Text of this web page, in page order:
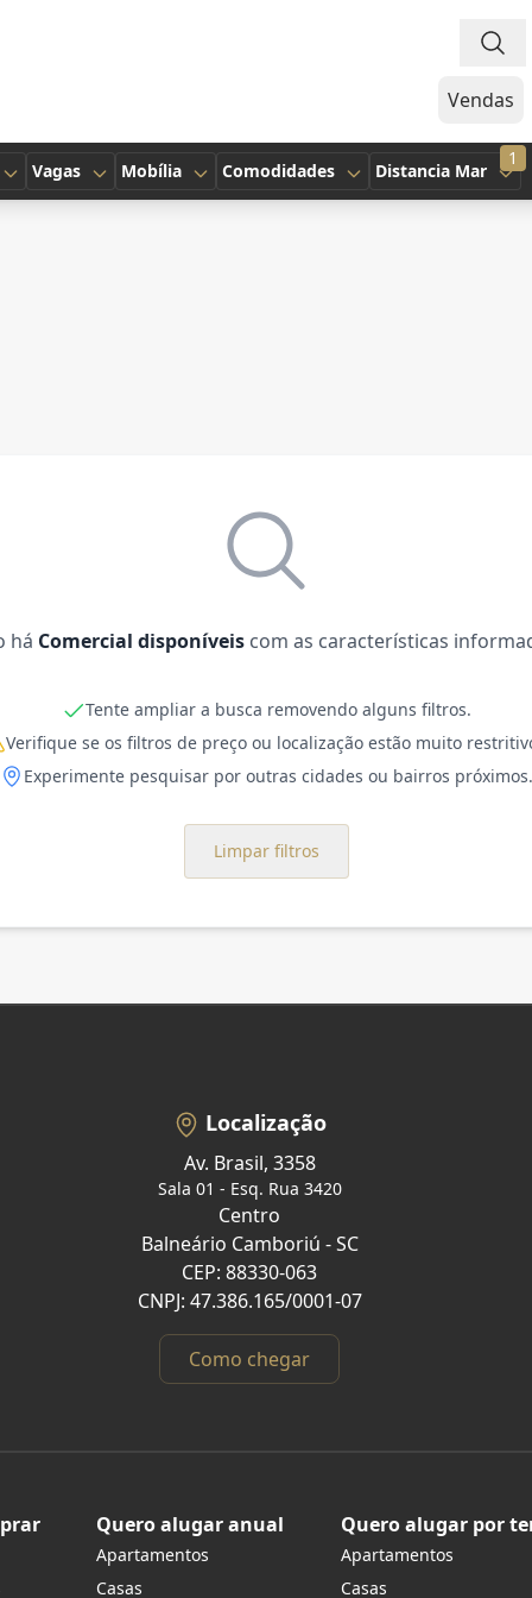
Vendas
Vagas Mobília Comodidades
1
Distancia Mar
há Comercial disponíveis com as características
Tente ampliar a busca removendo alguns filtros.
Verifique se os filtros de preço ou localização estão muito
Experimente pesquisar por outras cidades ou bairros próximos.
Limpar filtros
Localização
Av. Brasil, 3358
Sala 01 - Esq. Rua 3420
Centro
Balneário Camboriú - SC
CEP: 88330-063
CNPJ: 47.386.165/0001-07
Como chegar
Quero alugar anual
Apartamentos
Casas
Quero alugar por
Apartamentos
Casas